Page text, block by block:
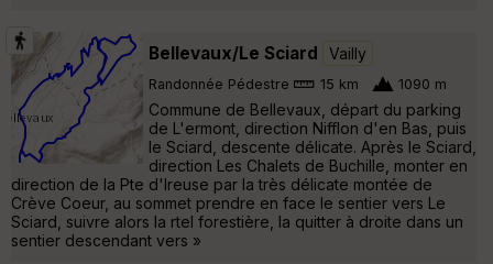
Bellevaux/Le Sciard Vailly
Randonnée Pédestre 15 km 1090 m
Commune de Bellevaux, départ du parking
de L'ermont, direction Nifflon d'en Bas, puis
le Sciard, descente délicate. Après le Sciard,
direction Les Chalets de Buchille, monter en
direction de la Pte d'Ireuse par la très délicate montée de
Crève Coeur, au sommet prendre en face le sentier vers Le
Sciard, suivre alors la rtel forestière, la quitter à droite dans un
sentier descendant vers »